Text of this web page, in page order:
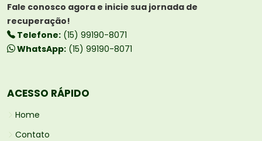
Fale conosco agora e inicie sua jornada de
recuperação!
Telefone: (15) 99190-8071
WhatsApp: (15) 99190-8071
ACESSO RÁPIDO
Home
Contato